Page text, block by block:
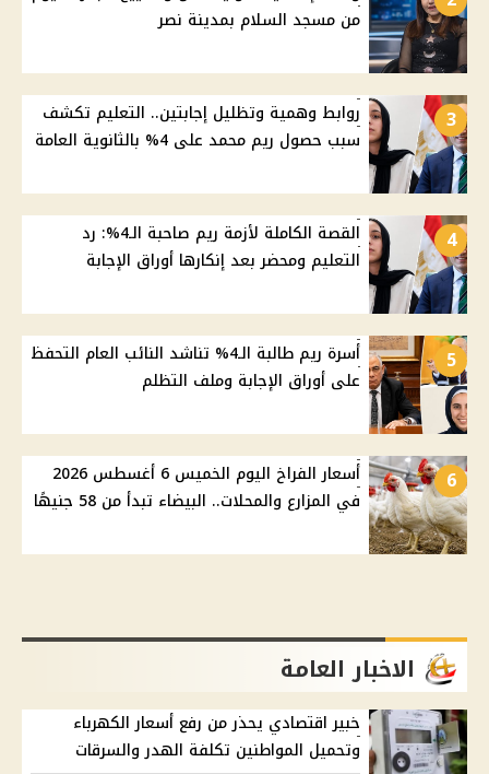
من مسجد السلام بمدينة نصر
3
روابط وهمية وتظليل إجابتين.. التعليم تكشف
سبب حصول ريم محمد على 4% بالثانوية العامة
4
القصة الكاملة لأزمة ريم صاحبة الـ4%: رد
التعليم ومحضر بعد إنكارها أوراق الإجابة
5
أسرة ريم طالبة الـ4% تناشد النائب العام التحفظ
على أوراق الإجابة وملف التظلم
6
أسعار الفراخ اليوم الخميس 6 أغسطس 2026
في المزارع والمحلات.. البيضاء تبدأ من 58 جنيهًا
الاخبار العامة
خبير اقتصادي يحذر من رفع أسعار الكهرباء
وتحميل المواطنين تكلفة الهدر والسرقات